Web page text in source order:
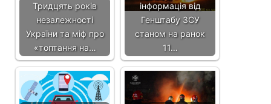
Тридцять років
незалежності
України та міф про
«топтання на…
інформація від
Генштабу ЗСУ
станом на ранок
11…